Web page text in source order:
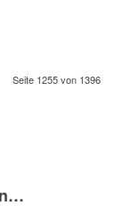
Seite 1255 von 1396